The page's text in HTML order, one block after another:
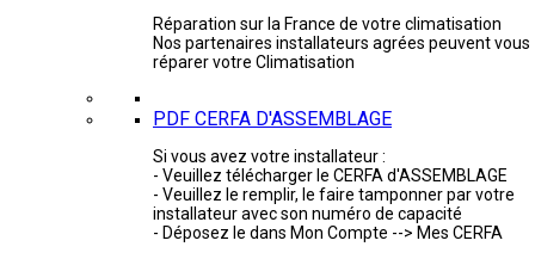
Réparation sur la France de votre climatisation
Nos partenaires installateurs agrées peuvent vous
réparer votre Climatisation
PDF CERFA D'ASSEMBLAGE
Si vous avez votre installateur :
- Veuillez télécharger le CERFA d'ASSEMBLAGE
- Veuillez le remplir, le faire tamponner par votre
installateur avec son numéro de capacité
- Déposez le dans Mon Compte --> Mes CERFA